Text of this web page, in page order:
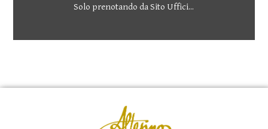
Solo prenotando da Sito Uffici...